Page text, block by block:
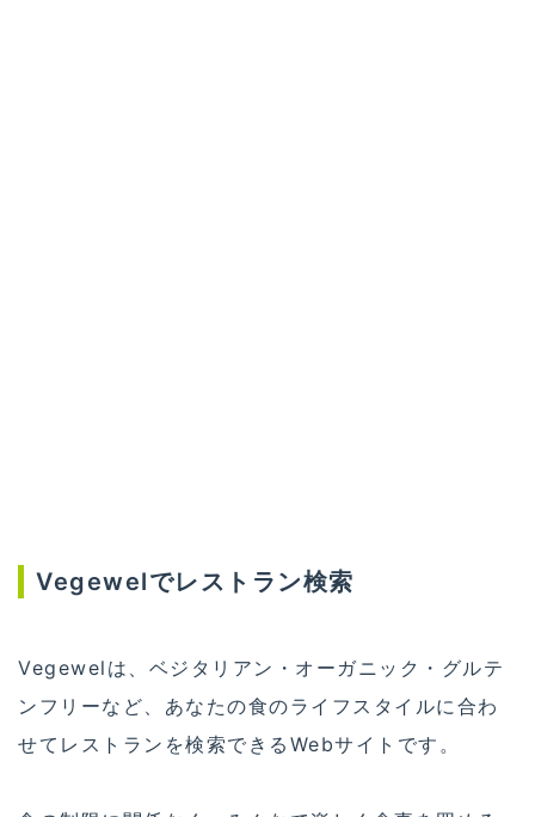
Vegewelでレストラン検索
Vegewelは、ベジタリアン・オーガニック・グルテ
ンフリーなど、あなたの食のライフスタイルに合わ
せてレストランを検索できるWebサイトです。